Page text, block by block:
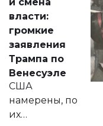
политических
реформах до
вопросов армии,
экономики и
личного здоровья.
власти:
громкие
заявления
Трампа по
Венесуэле
США
намерены, по
их